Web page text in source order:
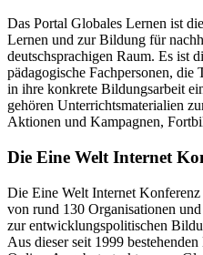
Das Portal Globales Lernen ist
Lernen und zur Bildung für
deutschsprachigen Raum. Es ist
pädagogische Fachpersonen,
in ihre konkrete Bildungsarbeit
gehören Unterrichtsmaterialien
Aktionen und Kampagnen,
Die Eine Welt Internet
Die Eine Welt Internet
von rund 130 Organisationen
zur entwicklungspolitischen
Aus dieser seit 1999